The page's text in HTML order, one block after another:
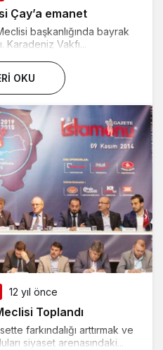
Çay’a emanet
başkanlığında bayrak
Karadeniz Vakfı...
OKU
12 yıl önce
Toplandı
farkındalığı arttırmak ve
siyaset arenasındaki...